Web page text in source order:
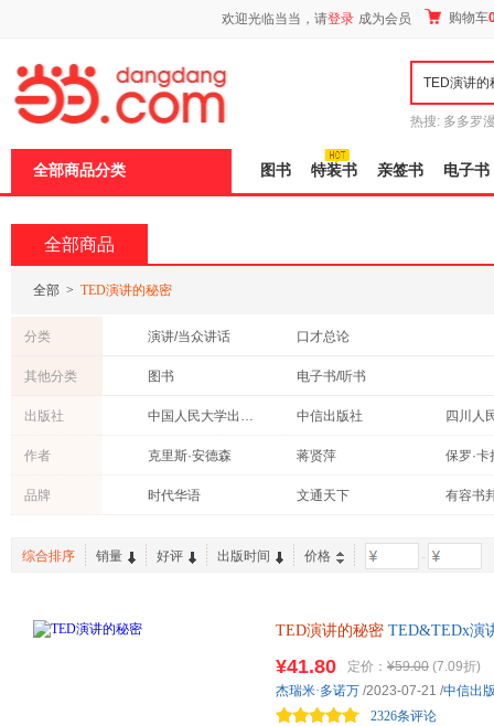
欢迎光临当当，请登录 成为会员 购物车
热搜: 多多罗
全部商品分类 图书 特装书 亲签书 电子书
全部商品
全部 > TED演讲的秘密
分类 演讲/当众讲话 口才总论
其他分类 图书 电子书/听书
出版社 中国人民大学出版社 中信出版社
四川人
人民邮电出版社
中国纺织出版社 北京联
作者 克里斯·安德森 蒋贤萍 保罗·卡
品牌 时代华语 文通天下 有容书
综合排序 销量 好评 出版时间 价格 -
TED演讲的秘密 TED&TEDx演
¥41.80 定价： ¥59.00 (7.09折)
2326条评论
杰瑞米·多诺万 /2023-07-21 /中信出
页
加